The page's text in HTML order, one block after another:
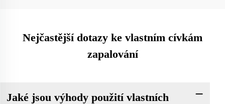
Nejčastější dotazy ke vlastním cívkám
zapalování
Jaké jsou výhody použití vlastních